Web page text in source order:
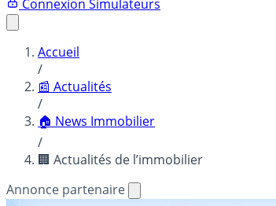
Connexion Simulateurs
Accueil
/
📰 Actualités
/
🏠 News Immobilier
/
🏢 Actualités de l’immobilier
Annonce partenaire